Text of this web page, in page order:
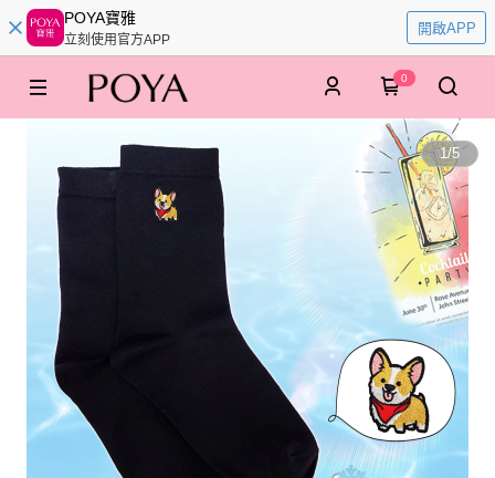
POYA寶雅
立刻使用官方APP
開啟APP
0
1/5